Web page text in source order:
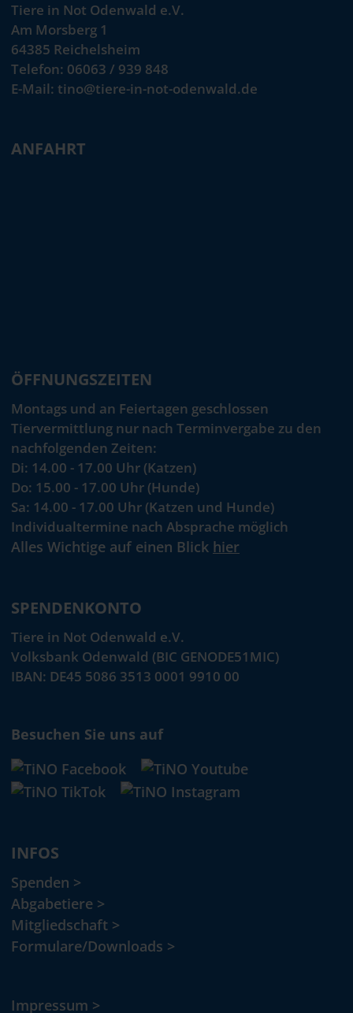
Tiere in Not Odenwald e.V.
Am Morsberg 1
64385 Reichelsheim
Telefon: 06063 / 939 848
E-Mail: tino@tiere-in-not-odenwald.de
ANFAHRT
ÖFFNUNGSZEITEN
Montags und an Feiertagen geschlossen
Tiervermittlung nur nach Terminvergabe zu den
nachfolgenden Zeiten:
Di: 14.00 - 17.00 Uhr (Katzen)
Do: 15.00 - 17.00 Uhr (Hunde)
Sa: 14.00 - 17.00 Uhr (Katzen und Hunde)
Individualtermine nach Absprache möglich
Alles Wichtige auf einen Blick hier
SPENDENKONTO
Tiere in Not Odenwald e.V.
Volksbank Odenwald (BIC GENODE51MIC)
IBAN: DE45 5086 3513 0001 9910 00
Besuchen Sie uns auf
INFOS
Spenden >
Abgabetiere >
Mitgliedschaft >
Formulare/Downloads >
Impressum >